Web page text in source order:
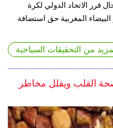
استضافة كأس العالم 2030 في حال قرر الاتحاد الدولي لكرة
المغربية حق استضافة
من التحقيقات السياحية
القلب ويقلل مخاطر